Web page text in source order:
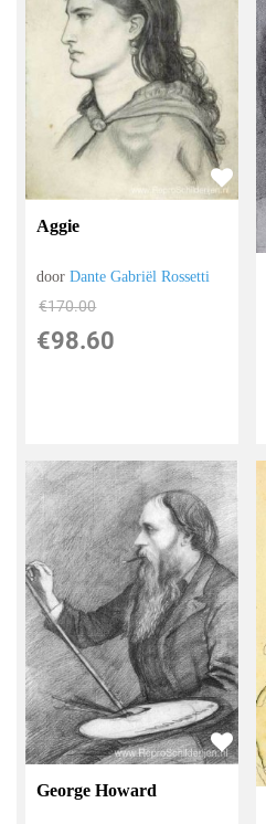
Aggie
doorDante Gabriël Rossetti
€170.00
€98.60
George Howard